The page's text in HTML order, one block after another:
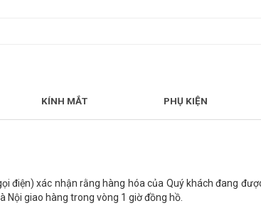
KÍNH MẮT PHỤ KIỆN
điện) xác nhận rằng hàng hóa của Quý khách đang
Nội giao hàng trong vòng 1 giờ đồng hồ.